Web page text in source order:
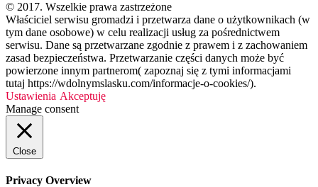
© 2017. Wszelkie prawa zastrzeżone
Właściciel serwisu gromadzi i przetwarza dane o użytkownikach (w
tym dane osobowe) w celu realizacji usług za pośrednictwem
serwisu. Dane są przetwarzane zgodnie z prawem i z zachowaniem
zasad bezpieczeństwa. Przetwarzanie części danych może być
powierzone innym partnerom( zapoznaj się z tymi informacjami
tutaj https://wdolnymslasku.com/informacje-o-cookies/).
Ustawienia Akceptuję
Manage consent
Close
Privacy Overview